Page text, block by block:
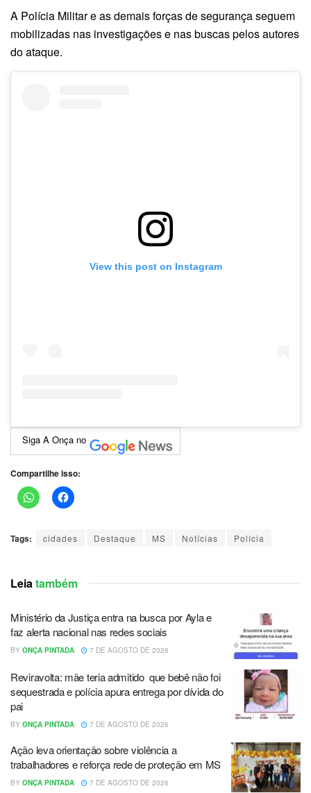
A Polícia Militar e as demais forças de segurança seguem
mobilizadas nas investigações e nas buscas pelos autores
do ataque.
View this post on Instagram
Siga A Onça no
Compartilhe isso:
Tags: cidades Destaque MS Notícias Polícia
Leiatambém
Ministério da Justiça entra na busca por Ayla e
faz alerta nacional nas redes sociais
BY ONÇA PINTADA 7 DE AGOSTO DE 2026
Reviravolta: mãe teria admitido que bebê não foi
sequestrada e polícia apura entrega por dívida do
pai
BY ONÇA PINTADA 7 DE AGOSTO DE 2026
Ação leva orientação sobre violência a
trabalhadores e reforça rede de proteção em MS
BY ONÇA PINTADA 7 DE AGOSTO DE 2026